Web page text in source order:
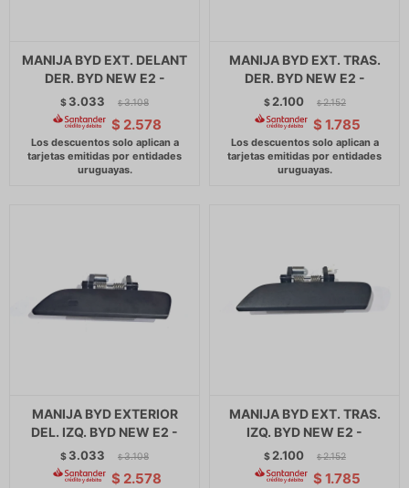
MANIJA BYD EXT. DELANT
DER. BYD NEW E2 -
$ 3.033 $ 3.108
$ 2.578
MANIJA BYD EXT. TRAS.
DER. BYD NEW E2 -
$ 2.100 $ 2.152
$ 1.785
MANIJA BYD EXTERIOR
DEL. IZQ. BYD NEW E2 -
$ 3.033 $ 3.108
$ 2.578
MANIJA BYD EXT. TRAS.
IZQ. BYD NEW E2 -
$ 2.100 $ 2.152
$ 1.785